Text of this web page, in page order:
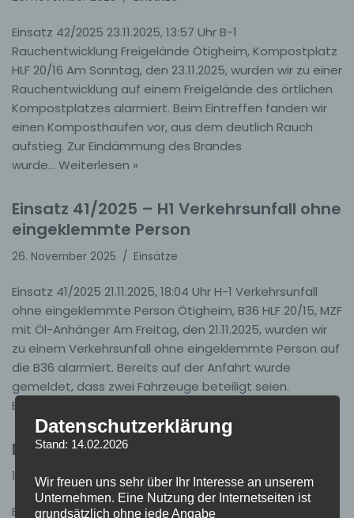
Einsatz 42/2025 23.11.2025, 13:57 Uhr B-1
Rauchentwicklung Freigelände Ötigheim, Kompostplatz
HLF 20/16 Am Sonntag, den 23.11.2025, wurden wir zu einer
Rauchentwicklung auf einem Freigelände des örtlichen
Kompostplatzes alarmiert. Beim Eintreffen fanden wir
einen Komposthaufen vor, aus dem deutlich Rauch
aufstieg. Zur Eindämmung des Brandes
wurde… Weiterlesen »
Einsatz 41/2025 – H1 Verkehrsunfall ohne
eingeklemmte Person
26. November 2025 Einsätze
Einsatz 41/2025 21.11.2025, 18:04 Uhr H-1 Verkehrsunfall
ohne eingeklemmte Person Ötigheim, B36 HLF 20/15, MZF
mit Öl-Anhänger Am Freitag, den 21.11.2025, wurden wir
zu einem Verkehrsunfall ohne eingeklemmte Person auf
die B36 alarmiert. Bereits auf der Anfahrt wurde
gemeldet, dass zwei Fahrzeuge beteiligt seien.
Beim…
Die Feuerwehr bei St. Martin
16. November 2025 Allgemein
Beim diesjährigen „St. Martin – Zusammenkommen auf
Datenschutzerklärung
Stand: 14.02.2026
Wir freuen uns sehr über Ihr Interesse an unserem
Unternehmen. Eine Nutzung der Internetseiten ist
grundsätzlich ohne jede Angabe